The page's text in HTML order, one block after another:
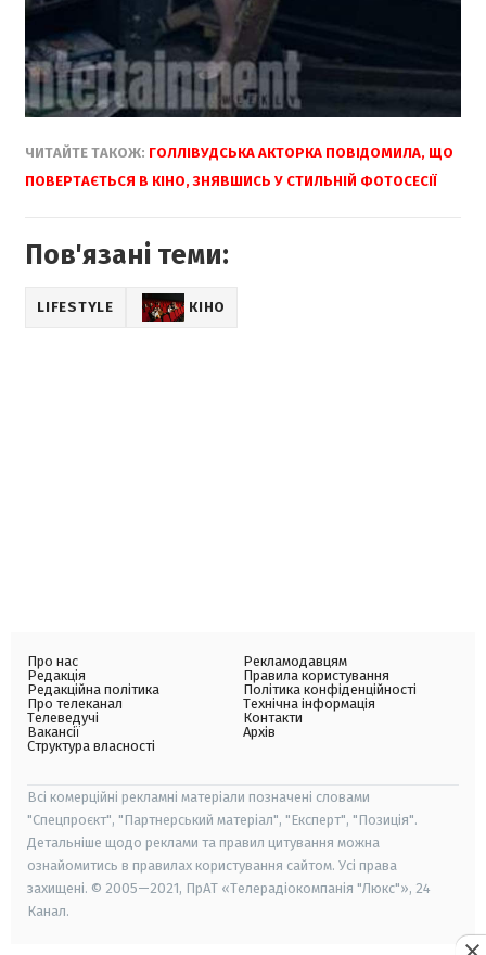
ЧИТАЙТЕ ТАКОЖ: ГОЛЛІВУДСЬКА АКТОРКА ПОВІДОМИЛА, ЩО
ПОВЕРТАЄТЬСЯ В КІНО, ЗНЯВШИСЬ У СТИЛЬНІЙ ФОТОСЕСІЇ
Пов'язані теми:
LIFESTYLE КІНО
Про нас
Редакція
Редакційна політика
Про телеканал
Телеведучі
Вакансії
Структура власності
Рекламодавцям
Правила користування
Політика конфіденційності
Технічна інформація
Контакти
Архів
Всі комерційні рекламні матеріали позначені словами
"Спецпроєкт", "Партнерський матеріал", "Експерт", "Позиція".
Детальніше щодо реклами та правил цитування можна
ознайомитись в правилах користування сайтом. Усі права
захищені. © 2005—2021, ПрАТ «Телерадіокомпанія "Люкс"», 24
Канал.